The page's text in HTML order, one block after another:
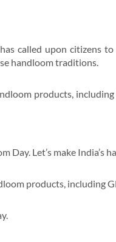
called upon citizens
handloom traditions.
products,
Let’s make India’s
products, including